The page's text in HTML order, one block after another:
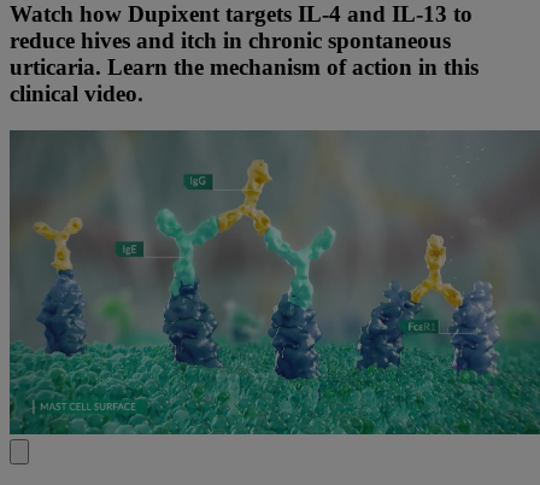
Watch how Dupixent targets IL-4 and IL-13 to
reduce hives and itch in chronic spontaneous
urticaria. Learn the mechanism of action in this
clinical video.